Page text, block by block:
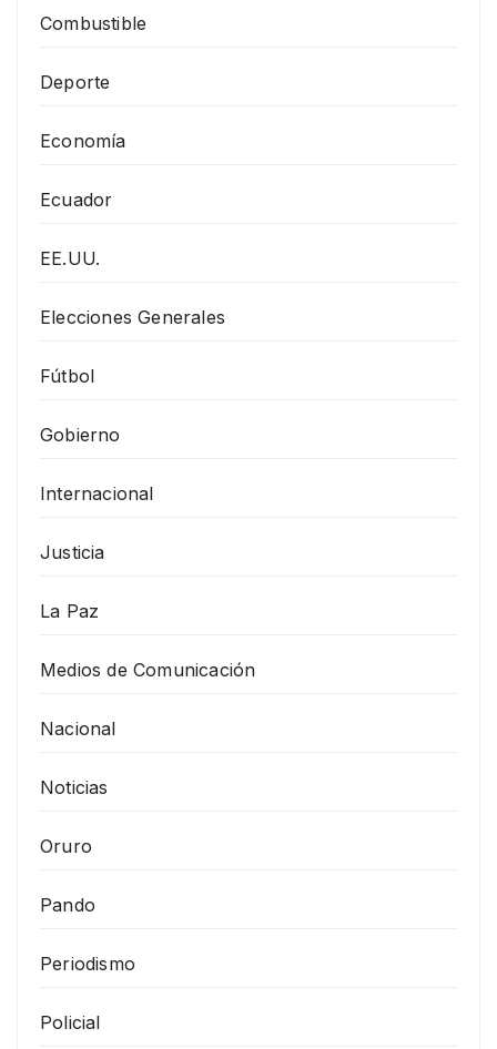
Combustible
Deporte
Economía
Ecuador
EE.UU.
Elecciones Generales
Fútbol
Gobierno
Internacional
Justicia
La Paz
Medios de Comunicación
Nacional
Noticias
Oruro
Pando
Periodismo
Policial